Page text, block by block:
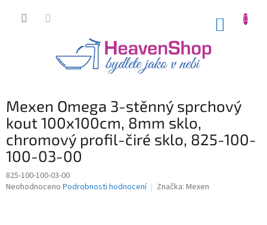
Mexen Omega 3-stěnný sprchový
kout 100x100cm, 8mm sklo,
chromový profil-čiré sklo, 825-100-
100-03-00
825-100-100-03-00
Průměrné
Neohodnoceno Podrobnosti hodnocení Značka: Mexen